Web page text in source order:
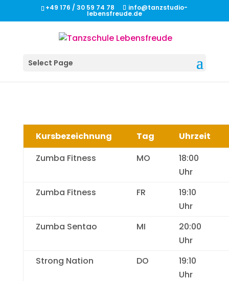
+49 176 / 30 59 74 78 info@tanzstudio-
lebensfreude.de
Select Page
Kursbezeichnung Tag
Uhrzeit
Zumba Fitness
MO
18:00
Uhr
Zumba Fitness
FR
19:10
Uhr
Zumba Sentao
MI
20:00
Uhr
Strong Nation
DO
19:10
Uhr